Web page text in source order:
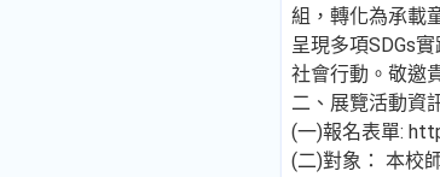
組，轉化為承載
呈現多項SDGs
社會行動。敬邀
二、展覽活動資
(一)報名表單:
(二)對象： 本校